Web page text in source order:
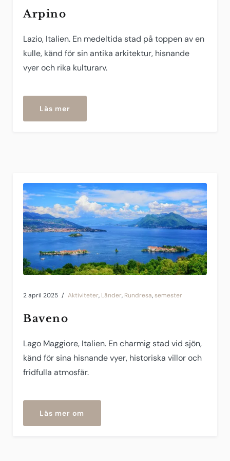
Arpino
Lazio, Italien. En medeltida stad på toppen av en
kulle, känd för sin antika arkitektur, hisnande
vyer och rika kulturarv.
Läs mer
2 april 2025 Aktiviteter, Länder, Rundresa,semester
Baveno
Lago Maggiore, Italien. En charmig stad vid sjön,
känd för sina hisnande vyer, historiska villor och
fridfulla atmosfär.
Läs mer om